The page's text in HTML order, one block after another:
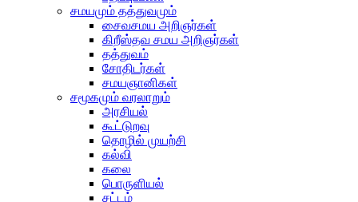
சமயமும் தத்துவமும்
சைவசமய அறிஞர்கள்
கிறீஸ்தவ சமய அறிஞர்கள்
தத்துவம்
சோதிடர்கள்
சமயஞானிகள்
சமூகமும் வரலாறும்
அரசியல்
கூட்டுறவு
தொழில் முயற்சி
கல்வி
கலை
பொருளியல்
சட்டம்